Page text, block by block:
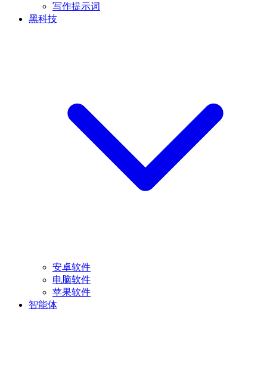
写作提示词
黑科技
安卓软件
电脑软件
苹果软件
智能体